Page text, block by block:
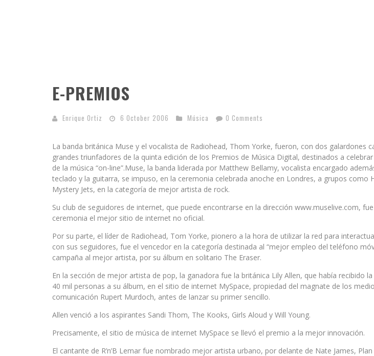
E-PREMIOS
Enrique Ortiz 6 October 2006 Música 0 Comments
La banda británica Muse y el vocalista de Radiohead, Thom Yorke, fueron, con dos galardones
grandes triunfadores de la quinta edición de los Premios de Música Digital, destinados a
de la música “on-line”.Muse, la banda liderada por Matthew Bellamy, vocalista encargado
teclado y la guitarra, se impuso, en la ceremonia celebrada anoche en Londres, a grupos como
Mystery Jets, en la categoría de mejor artista de rock.
Su club de seguidores de internet, que puede encontrarse en la dirección www.muselive.com,
ceremonia el mejor sitio de internet no oficial.
Por su parte, el líder de Radiohead, Tom Yorke, pionero a la hora de utilizar la red para
con sus seguidores, fue el vencedor en la categoría destinada al “mejor empleo del teléfono
campaña al mejor artista, por su álbum en solitario The Eraser.
En la sección de mejor artista de pop, la ganadora fue la británica Lily Allen, que había recibido
40 mil personas a su álbum, en el sitio de internet MySpace, propiedad del magnate de los
comunicación Rupert Murdoch, antes de lanzar su primer sencillo.
Allen venció a los aspirantes Sandi Thom, The Kooks, Girls Aloud y Will Young.
Precisamente, el sitio de música de internet MySpace se llevó el premio a la mejor innovación.
El cantante de R’n’B Lemar fue nombrado mejor artista urbano, por delante de Nate James,